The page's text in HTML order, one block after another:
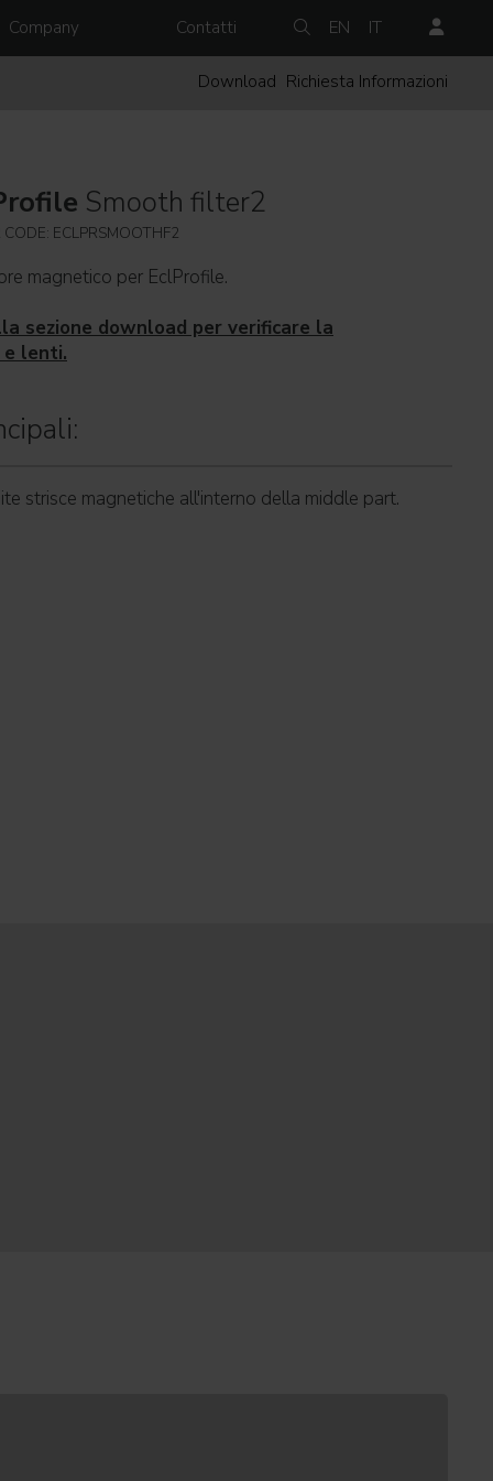
Company Contatti EN IT
Download Richiesta Informazioni
Smooth filter2
CODE: ECLPRSMOOTHF2
magnetico per EclProfile.
sezione download per verificare la
lenti.
strisce magnetiche all'interno della middle part.